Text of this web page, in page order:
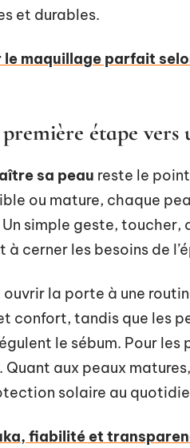
et durables.
le maquillage parfait
étape vers
sa peau reste le
ou mature, chaque
simple geste, toucher,
cerner les besoins de
la porte à une
confort, tandis que les
le sébum. Pour les
aux peaux
solaire au
fiabilité et